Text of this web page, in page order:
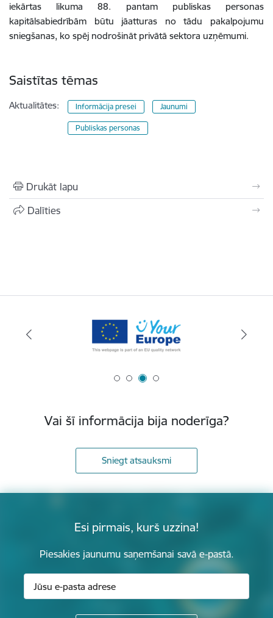
iekārtas likuma 88. pantam publiskas personas
kapitālsabiedrībām būtu jāatturas no tādu pakalpojumu
sniegšanas, ko spēj nodrošināt privātā sektora uzņēmumi.
Saistītas tēmas
Aktualitātes: Informācija presei Jaunumi
Publiskas personas
Drukāt lapu
Dalīties
Vai šī informācija bija noderīga?
Sniegt atsauksmi
Esi pirmais, kurš uzzina!
Piesakies jaunumu saņemšanai savā e-pastā.